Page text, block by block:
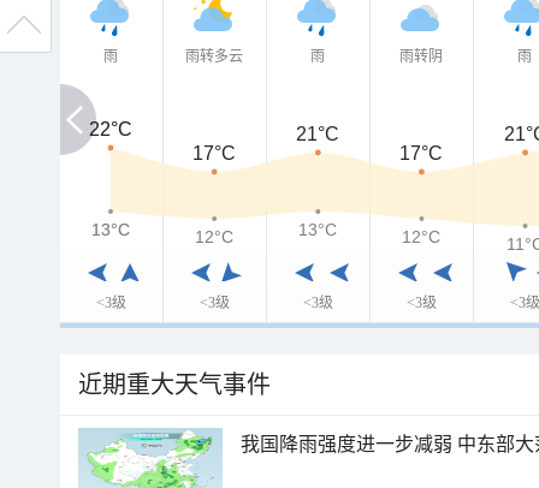
雨
<3级
雨转多云
<3级
雨
<3级
雨转阴
<3级
雨
<3级
22°C
22°C
17°C
21°C
17°C
13°C
13°C 12°C 13°C 12°C
近期重大天气事件
我国降雨强度进一步减弱 中东部